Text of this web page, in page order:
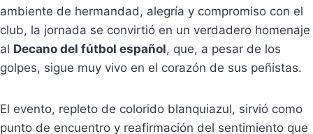
ambiente de hermandad, alegría y compromiso con el
club, la jornada se convirtió en un verdadero homenaje
al Decano del fútbol español, que, a pesar de los
golpes, sigue muy vivo en el corazón de sus peñistas.
El evento, repleto de colorido blanquiazul, sirvió como
punto de encuentro y reafirmación del sentimiento que